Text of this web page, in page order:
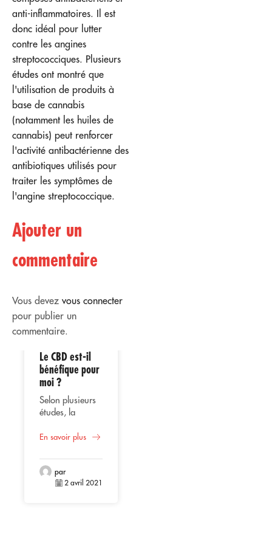
anti-inflammatoires. Il est
donc idéal pour lutter
contre les angines
streptococciques. Plusieurs
études ont montré que
l'utilisation de produits à
base de cannabis
(notamment les huiles de
cannabis) peut renforcer
l'activité antibactérienne des
antibiotiques utilisés pour
traiter les symptômes de
l'angine streptococcique.
Ajouter un
commentaire
Vous devez vous connecter
pour publier un
commentaire.
02
Avr
Le CBD est-il
bénéfique pour
moi ?
Selon plusieurs
études, la
de CBD ou
représente une
alternative
bénéfique pour
En savoir plus
par
2 avril 2021